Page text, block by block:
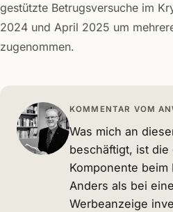
gestützte Betrugsversuche im
2024 und April 2025 um
zugenommen.
KOMMENTAR VOM
Was mich an
beschäftigt, ist die
Komponente beim
Anders als bei
Werbeanzeige